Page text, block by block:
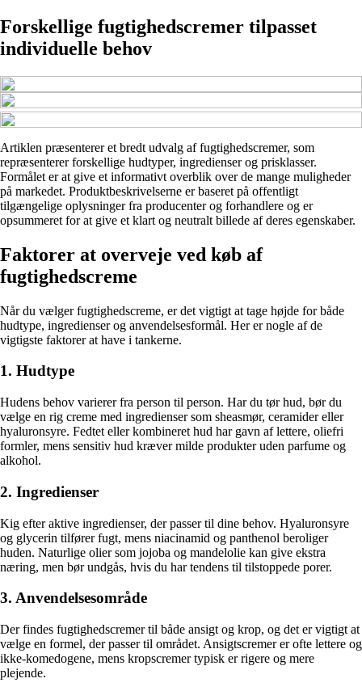
Forskellige fugtighedscremer tilpasset
individuelle behov
Artiklen præsenterer et bredt udvalg af fugtighedscremer, som
repræsenterer forskellige hudtyper, ingredienser og prisklasser.
Formålet er at give et informativt overblik over de mange muligheder
på markedet. Produktbeskrivelserne er baseret på offentligt
tilgængelige oplysninger fra producenter og forhandlere og er
opsummeret for at give et klart og neutralt billede af deres egenskaber.
Faktorer at overveje ved køb af
fugtighedscreme
Når du vælger fugtighedscreme, er det vigtigt at tage højde for både
hudtype, ingredienser og anvendelsesformål. Her er nogle af de
vigtigste faktorer at have i tankerne.
1. Hudtype
Hudens behov varierer fra person til person. Har du tør hud, bør du
vælge en rig creme med ingredienser som sheasmør, ceramider eller
hyaluronsyre. Fedtet eller kombineret hud har gavn af lettere, oliefri
formler, mens sensitiv hud kræver milde produkter uden parfume og
alkohol.
2. Ingredienser
Kig efter aktive ingredienser, der passer til dine behov. Hyaluronsyre
og glycerin tilfører fugt, mens niacinamid og panthenol beroliger
huden. Naturlige olier som jojoba og mandelolie kan give ekstra
næring, men bør undgås, hvis du har tendens til tilstoppede porer.
3. Anvendelsesområde
Der findes fugtighedscremer til både ansigt og krop, og det er vigtigt at
vælge en formel, der passer til området. Ansigtscremer er ofte lettere og
ikke-komedogene, mens kropscremer typisk er rigere og mere
plejende.